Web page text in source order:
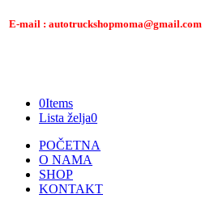
E-mail : autotruckshopmoma@gmail.com
0Items
Lista želja0
POČETNA
O NAMA
SHOP
KONTAKT